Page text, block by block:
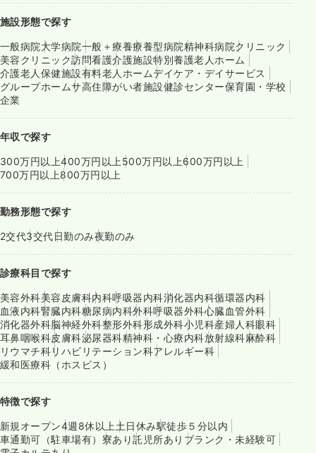
施設形態で探す
一般病院大学病院一般＋療養療養型病院精神科病院クリニック
美容クリニック訪問看護介護施設特別養護老人ホーム
介護老人保健施設有料老人ホームデイケア・デイサービス
グループホームサ高住障がい者施設健診センター保育園・学校
企業
年収で探す
300万円以上400万円以上 500万円以上600万円以上
700万円以上800万円以上
勤務形態で探す
2交代3交代日勤のみ夜勤のみ
診療科目で探す
美容外科美容皮膚科内科呼吸器内科消化器内科循環器内科
血液内科腎臓内科糖尿病内科外科呼吸器外科心臓血管外科
消化器外科脳神経外科整形外科形成外科小児科産婦人科眼科
耳鼻咽喉科皮膚科泌尿器科精神科・心療内科放射線科麻酔科
リウマチ科リハビリテーション科アレルギー科
緩和医療科（ホスピス）
特徴で探す
新規オープン4週8休以上 土日休み駅徒歩５分以内
車通勤可（駐車場有） 寮あり託児所あり ブランク・未経験可